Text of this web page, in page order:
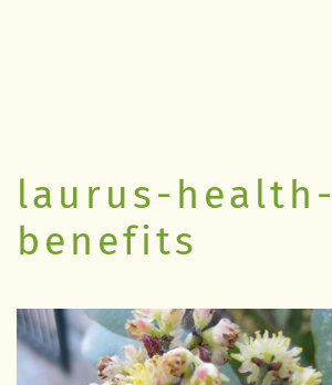
laurus-health-
benefits